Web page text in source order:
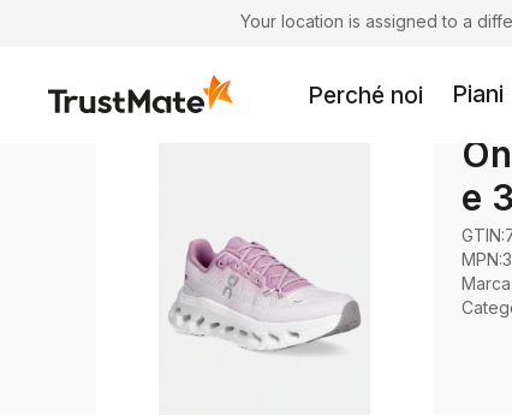
Your location is assigned to a
Perché noi Piani
e
GTIN:
MPN:
Marca